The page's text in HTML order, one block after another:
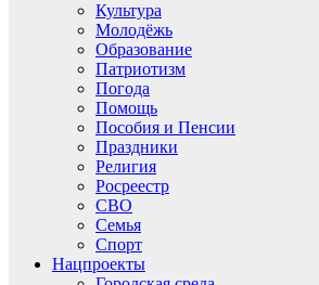
Культура
Молодёжь
Образование
Патриотизм
Погода
Помощь
Пособия и Пенсии
Праздники
Религия
Росреестр
СВО
Семья
Спорт
Нацпроекты